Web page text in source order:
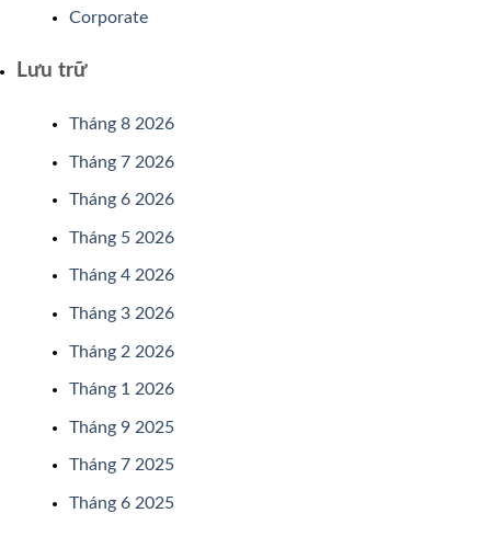
Corporate
Lưu trữ
Tháng 8 2026
Tháng 7 2026
Tháng 6 2026
Tháng 5 2026
Tháng 4 2026
Tháng 3 2026
Tháng 2 2026
Tháng 1 2026
Tháng 9 2025
Tháng 7 2025
Tháng 6 2025